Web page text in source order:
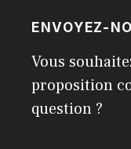
ENVOYEZ-
Vous
proposition
question ?